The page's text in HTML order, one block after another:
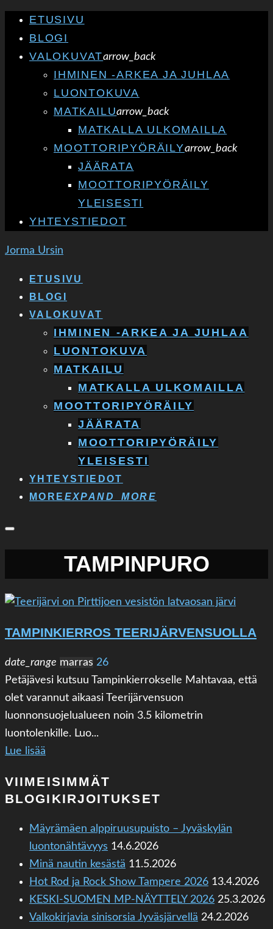
ETUSIVU
BLOGI
VALOKUVATarrow_back
IHMINEN -ARKEA JA JUHLAA
LUONTOKUVA
MATKAILUarrow_back
MATKALLA ULKOMAILLA
MOOTTORIPYÖRÄILYarrow_back
JÄÄRATA
MOOTTORIPYÖRÄILY
YLEISESTI
YHTEYSTIEDOT
Jorma Ursin
ETUSIVU
BLOGI
VALOKUVAT
IHMINEN -ARKEA JA JUHLAA
LUONTOKUVA
MATKAILU
MATKALLA ULKOMAILLA
MOOTTORIPYÖRÄILY
JÄÄRATA
MOOTTORIPYÖRÄILY
YLEISESTI
YHTEYSTIEDOT
MORE EXPAND_MORE
TAMPINPURO
TAMPINKIERROS TEERIJÄRVENSUOLLA
date_range marras 26
Petäjävesi kutsuu Tampinkierrokselle Mahtavaa, että
olet varannut aikaasi Teerijärvensuon
luonnonsuojelualueen noin 3.5 kilometrin
luontolenkille. Luo...
Lue lisää
VIIMEISIMMÄT
BLOGIKIRJOITUKSET
Mäyrämäen alppiruusupuisto – Jyväskylän
luontonähtävyys 14.6.2026
Minä nautin kesästä 11.5.2026
Hot Rod ja Rock Show Tampere 2026 13.4.2026
KESKI-SUOMEN MP-NÄYTTELY 2026 25.3.2026
Valkokirjavia sinisorsia Jyväsjärvellä 24.2.2026